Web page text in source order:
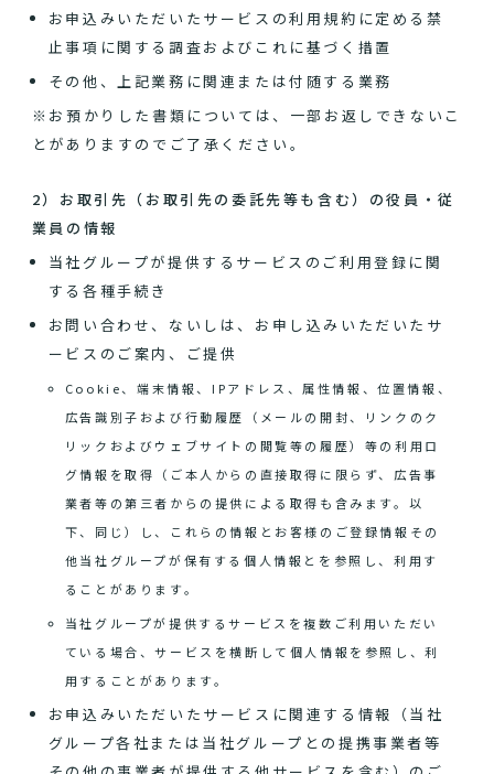
お申込みいただいたサービスの利用規約に定める禁
止事項に関する調査およびこれに基づく措置
その他、上記業務に関連または付随する業務
※お預かりした書類については、一部お返しできないこ
とがありますのでご了承ください。
2）お取引先（お取引先の委託先等も含む）の役員・従
業員の情報
当社グループが提供するサービスのご利用登録に関
する各種手続き
お問い合わせ、ないしは、お申し込みいただいたサ
ービスのご案内、ご提供
Cookie、端末情報、IPアドレス、属性情報、位置情報、
広告識別子および行動履歴（メールの開封、リンクのク
リックおよびウェブサイトの閲覧等の履歴）等の利用ロ
グ情報を取得（ご本人からの直接取得に限らず、広告事
業者等の第三者からの提供による取得も含みます。以
下、同じ）し、これらの情報とお客様のご登録情報その
他当社グループが保有する個人情報とを参照し、利用す
ることがあります。
当社グループが提供するサービスを複数ご利用いただい
ている場合、サービスを横断して個人情報を参照し、利
用することがあります。
お申込みいただいたサービスに関連する情報（当社
グループ各社または当社グループとの提携事業者等